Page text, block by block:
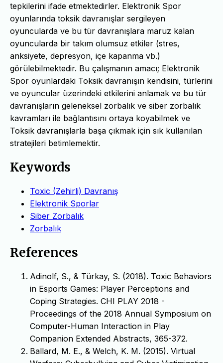
tepkilerini ifade etmektedirler. Elektronik Spor
oyunlarında toksik davranışlar sergileyen
oyuncularda ve bu tür davranışlara maruz kalan
oyuncularda bir takım olumsuz etkiler (stres,
anksiyete, depresyon, içe kapanma vb.)
görülebilmektedir. Bu çalışmanın amacı; Elektronik
Spor oyunlardaki Toksik davranışın kendisini, türlerini
ve oyuncular üzerindeki etkilerini anlamak ve bu tür
davranışların geleneksel zorbalık ve siber zorbalık
kavramları ile bağlantısını ortaya koyabilmek ve
Toksik davranışlarla başa çıkmak için sık kullanılan
stratejileri betimlemektir.
Keywords
Toxic (Zehirli) Davranış
Elektronik Sporlar
Siber Zorbalık
Zorbalık
References
Adinolf, S., & Türkay, S. (2018). Toxic Behaviors
in Esports Games: Player Perceptions and
Coping Strategies. CHI PLAY 2018 -
Proceedings of the 2018 Annual Symposium on
Computer-Human Interaction in Play
Companion Extended Abstracts, 365-372.
Ballard, M. E., & Welch, K. M. (2015). Virtual